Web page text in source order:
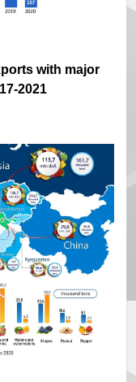
with major
2021